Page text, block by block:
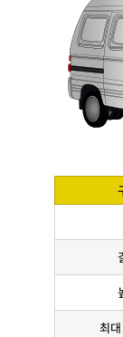
최